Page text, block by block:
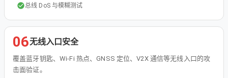
总线 DoS 与模糊测试
06无线入口安全
覆盖蓝牙钥匙、Wi-Fi 热点、GNSS 定位、V2X 通信等无线入口的攻
击面验证。